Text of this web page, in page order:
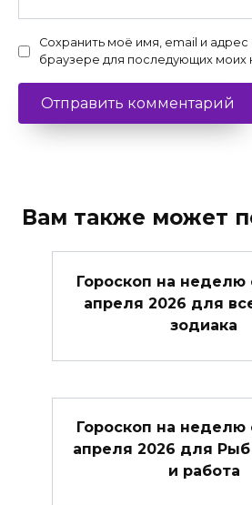
Сохранить моё имя, email и адрес
браузере для последующих моих
Вам также может
Гороскоп на неделю
апреля 2026 для
зодиака
Гороскоп на неделю
апреля 2026 для
и работа